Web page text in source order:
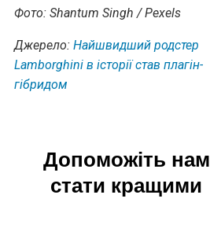
Фото: Shantum Singh / Pexels
Джерело: Найшвидший родстер
Lamborghini в історії став плагін-
гібридом
Допоможіть нам
стати кращими